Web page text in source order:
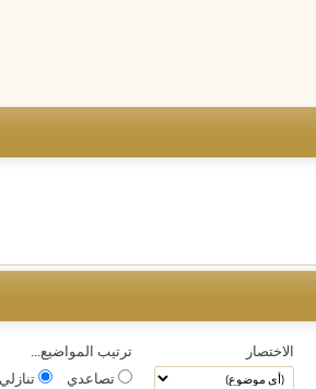
الاختصار
ترتيب المواضيع...
تصاعدي
تنازلي